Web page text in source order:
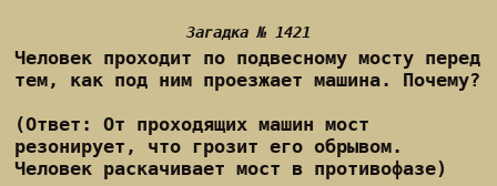
Загадка № 1421
Человек проходит по подвесному мосту перед
тем, как под ним проезжает машина. Почему?
(Ответ: От проходящих машин мост
резонирует, что грозит его обрывом.
Человек раскачивает мост в противофазе)